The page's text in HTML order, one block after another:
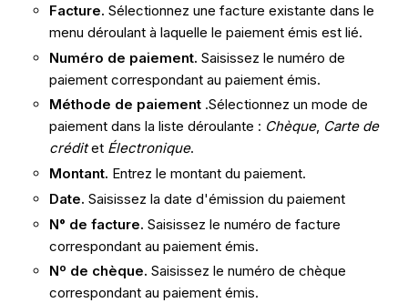
Facture. Sélectionnez une facture existante dans le
menu déroulant à laquelle le paiement émis est lié.
Numéro de paiement. Saisissez le numéro de
paiement correspondant au paiement émis.
Méthode de paiement.Sélectionnez un mode de
paiement dans la liste déroulante : Chèque, Carte de
créditet Électronique.
Montant. Entrez le montant du paiement.
Date. Saisissez la date d'émission du paiement
N° de facture. Saisissez le numéro de facture
correspondant au paiement émis.
Nº de chèque. Saisissez le numéro de chèque
correspondant au paiement émis.